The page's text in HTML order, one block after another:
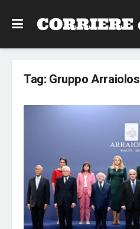
Tag: Gruppo Arraiolos